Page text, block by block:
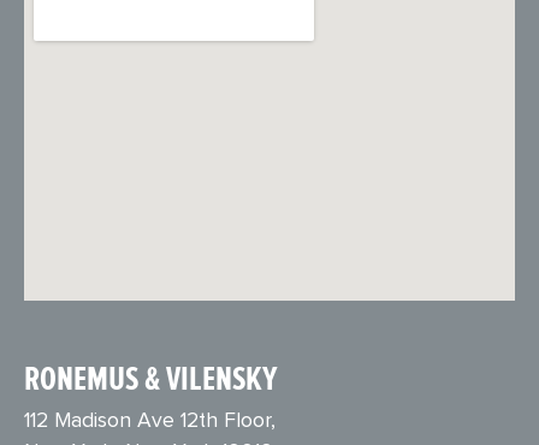
RONEMUS & VILENSKY
112 Madison Ave 12th Floor,